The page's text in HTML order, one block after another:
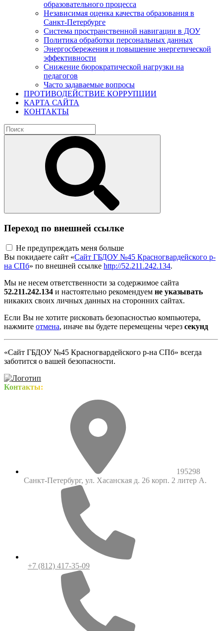
образовательного процесса
Независимая оценка качества образования в
Санкт-Петербурге
Система пространственной навигации в ДОУ
Политика обработки персональных данных
Энергосбережения и повышение энергетической
эффективности
Снижение бюрократической нагрузки на
педагогов
Часто задаваемые вопросы
ПРОТИВОДЕЙСТВИЕ КОРРУПЦИИ
КАРТА САЙТА
КОНТАКТЫ
Переход по внешней ссылке
Не предупреждать меня больше
Вы покидаете сайт «Сайт ГБДОУ №45 Красногвардейского р-
на СПб» по внешней ссылке http://52.211.242.134.
Мы не несем ответственности за содержимое сайта
52.211.242.134 и настоятельно рекомендуем не указывать
никаких своих личных данных на сторонних сайтах.
Если Вы не хотите рисковать безопасностью компьютера,
нажмите отмена, иначе вы будете перемещены через секунд
«Сайт ГБДОУ №45 Красногвардейского р-на СПб» всегда
заботится о вашей безопасности.
Контакты:
195298
Санкт-Петербург, ул. Хасанская д. 26 корп. 2 литер А.
+7 (812) 417-35-09